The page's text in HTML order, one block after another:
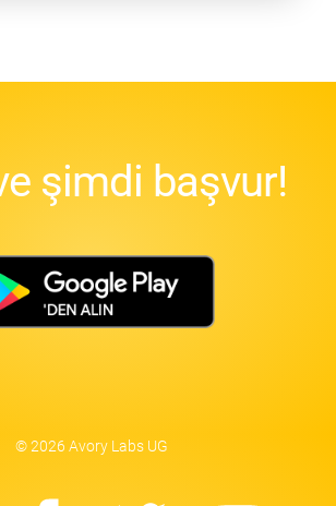
şimdi başvur!
© 2026 Avory Labs UG